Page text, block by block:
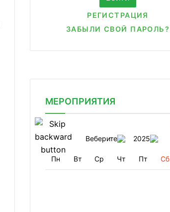
РЕГИСТРАЦИЯ
ЗАБЫЛИ СВОЙ ПАРОЛЬ?
МЕРОПРИЯТИЯ
Веберите 2025
Пн Вт Ср Чт Пт Сб